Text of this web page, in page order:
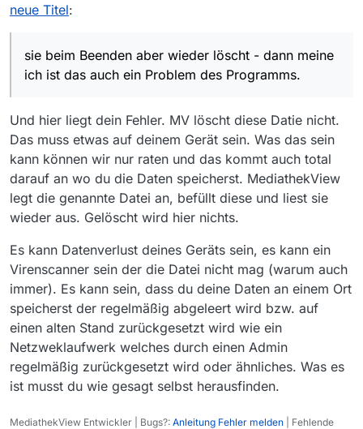
das auch ein Problem des Programms.
neue Titel:
sie beim Beenden aber wieder löscht - dann meine
ich ist das auch ein Problem des Programms.
Und hier liegt dein Fehler. MV löscht diese Datie nicht.
Das muss etwas auf deinem Gerät sein. Was das sein
kann können wir nur raten und das kommt auch total
darauf an wo du die Daten speicherst. MediathekView
legt die genannte Datei an, befüllt diese und liest sie
wieder aus. Gelöscht wird hier nichts.
Es kann Datenverlust deines Geräts sein, es kann ein
Virenscanner sein der die Datei nicht mag (warum auch
immer). Es kann sein, dass du deine Daten an einem Ort
speicherst der regelmäßig abgeleert wird bzw. auf
einen alten Stand zurückgesetzt wird wie ein
Netzweklaufwerk welches durch einen Admin
regelmäßig zurückgesetzt wird oder ähnliches. Was es
ist musst du wie gesagt selbst herausfinden.
MediathekView Entwickler | Bugs?: Anleitung Fehler melden | Fehlende